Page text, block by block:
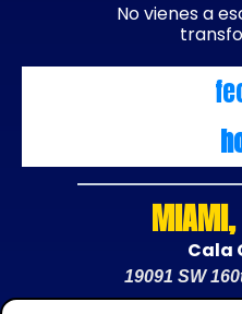
No vienes a
MIAMI,
Cala
19091 SW